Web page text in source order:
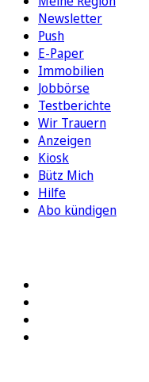
Newsletter
Push
E-Paper
Immobilien
Jobbörse
Testberichte
Wir Trauern
Anzeigen
Kiosk
Bütz Mich
Hilfe
Abo kündigen